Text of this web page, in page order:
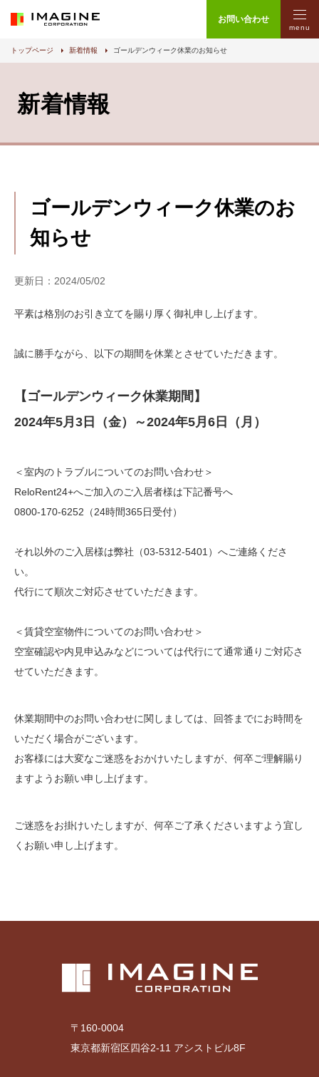
お問い合わせ
menu
トップページ 新着情報 ゴールデンウィーク休業のお知らせ
新着情報
ゴールデンウィーク休業のお
知らせ
更新日：2024/05/02
平素は格別のお引き立てを賜り厚く御礼申し上げます。
誠に勝手ながら、以下の期間を休業とさせていただきます。
【ゴールデンウィーク休業期間】
2024年5月3日（金）～2024年5月6日（月）
＜室内のトラブルについてのお問い合わせ＞
ReloRent24+へご加入のご入居者様は下記番号へ
0800-170-6252（24時間365日受付）
それ以外のご入居様は弊社（03-5312-5401）へご連絡くださ
い。
代行にて順次ご対応させていただきます。
＜賃貸空室物件についてのお問い合わせ＞
空室確認や内見申込みなどについては代行にて通常通りご対応さ
せていただきます。
休業期間中のお問い合わせに関しましては、回答までにお時間を
いただく場合がございます。
お客様には大変なご迷惑をおかけいたしますが、何卒ご理解賜り
ますようお願い申し上げます。
ご迷惑をお掛けいたしますが、何卒ご了承くださいますよう宜し
くお願い申し上げます。
〒160-0004
東京都新宿区四谷2-11 アシストビル8F